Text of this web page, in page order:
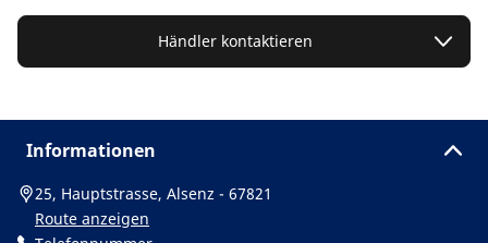
Händler kontaktieren
Informationen
25, Hauptstrasse, Alsenz - 67821
Route anzeigen